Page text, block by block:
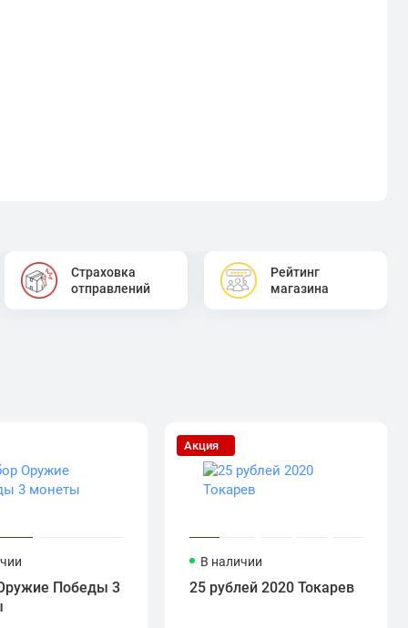
Страховка
отправлений
Рейтинг
магазина
Победы 3
Акция
В наличии
25 рублей 2020 Токарев